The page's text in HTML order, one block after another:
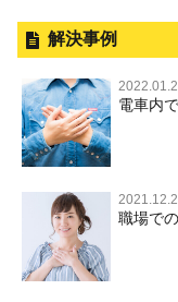
業務妨害
公然わ
行勧誘罪
児童ポ
危険運
自転車事
ストーカ
逮捕後、早急な釈
無実・無罪の証明
被害者との示談を円
刑事事件で被疑者
事件を秘密にするた
暴行・傷害
殺人
過失致死・過失傷害
脅迫・強要
逮捕・監禁
略取・誘拐・人身
器物損壊
性犯罪 TOP
痴漢
盗撮，のぞき
不同意わいせつ（
監護者わいせつ
不同意性交等・監
淫行・援助交際
事件別－財産犯
財産犯 TOP
窃盗罪
詐欺罪
恐喝罪
事件別－薬物事件
薬物事件 TOP
覚せい剤
大麻
麻薬及び向精神薬
事件別－交通違反
交通違反・交通事
人身事故・死亡事故
ひき逃げ・当て逃げ
その他
その他 TOP
外国人事件の手続き
刑事裁判の概要・手
公務員の逮捕・刑事
控訴・上告
国選弁護士と私選弁
裁判員裁判
司法取引・刑事免責
解決事例
電車内
職場で